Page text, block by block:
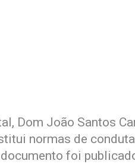
Dom João Santos
normas de
foi